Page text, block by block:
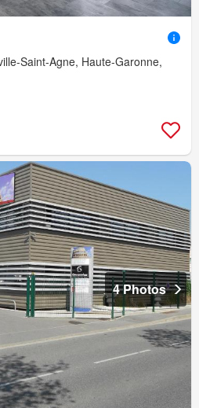
Saint-Agne, Haute-Garonne,
4 Photos